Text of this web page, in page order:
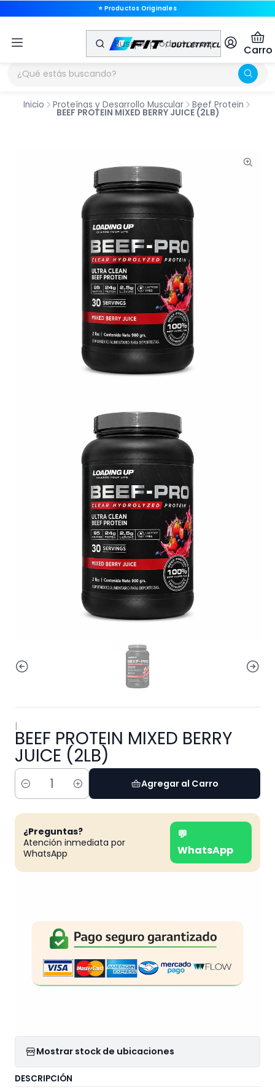
🚚 Envíos a Todo Chile
Carro
Inicio Proteínas y Desarrollo Muscular Beef Protein
BEEF PROTEIN MIXED BERRY JUICE (2LB)
|
BEEF PROTEIN MIXED BERRY
JUICE (2LB)
Cantidad
Agregar al Carro
¿Preguntas?
Atención inmediata por
WhatsApp
💬
WhatsApp
Mostrar stock de ubicaciones
DESCRIPCIÓN
🚚 Envíos a Todo Chile